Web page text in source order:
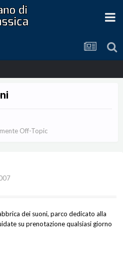
Off-Topic
dei suoni, parco dedicato alla
su prenotazione qualsiasi giorno